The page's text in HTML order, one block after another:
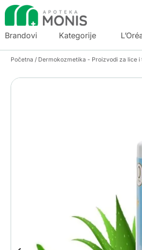
Brandovi Kategorije
Početna / Dermokozmetika - Proizvodi za lice i